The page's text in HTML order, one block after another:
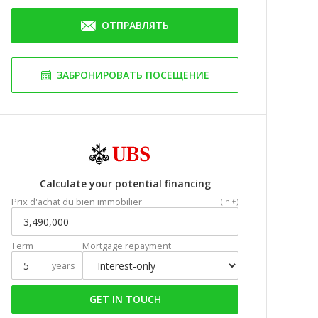
ОТПРАВЛЯТЬ
ЗАБРОНИРОВАТЬ ПОСЕЩЕНИЕ
Calculate your potential financing
Prix d'achat du bien immobilier (In €)
Term
years
Mortgage repayment
GET IN TOUCH